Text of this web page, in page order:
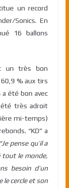
un record
Sonics. En
16 ballons
un très bon
% aux tirs
a été bon avec
très adroit
mi-temps)
“KD” a
“Je pense qu’il a
tout le monde,
besoin d’un
cercle et son